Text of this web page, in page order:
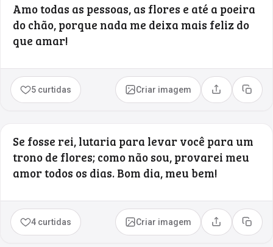
Amo todas as pessoas, as flores e até a poeira
do chão, porque nada me deixa mais feliz do
que amar!
5 curtidas Criar imagem Compartilhar
Copiar
Se fosse rei, lutaria para levar você para um
trono de flores; como não sou, provarei meu
amor todos os dias. Bom dia, meu bem!
4 curtidas Criar imagem Compartilhar
Copiar